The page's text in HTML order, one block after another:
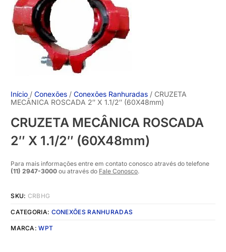
Início /Conexões /Conexões Ranhuradas / CRUZETA
MECÂNICA ROSCADA 2″ X 1.1/2″ (60X48mm)
CRUZETA MECÂNICA ROSCADA
2″ X 1.1/2″ (60X48mm)
Para mais informações entre em contato conosco através do telefone
(11) 2947-3000 ou através do Fale Conosco.
SKU: CRBHG
CATEGORIA: CONEXÕES RANHURADAS
MARCA:WPT